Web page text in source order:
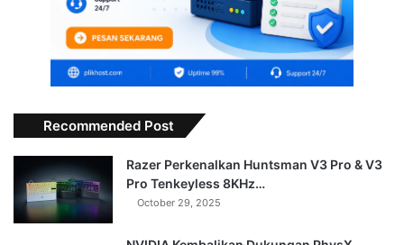
Recommended Post
Razer Perkenalkan Huntsman V3 Pro & V3
Pro Tenkeyless 8KHz…
October 29, 2025